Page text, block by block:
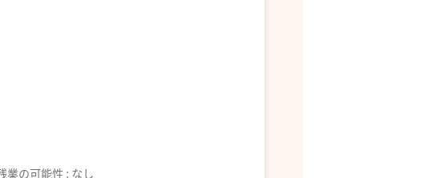
業の可能性 : なし